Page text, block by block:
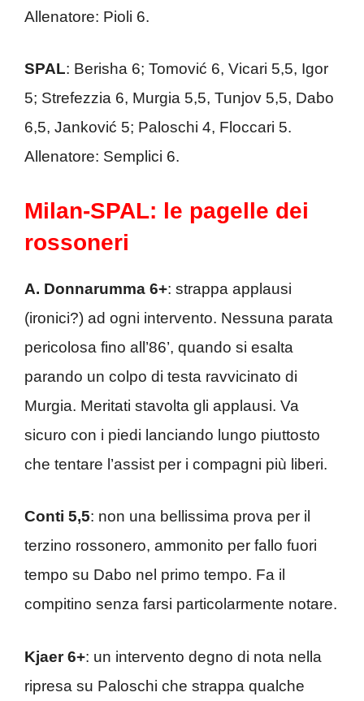
Allenatore: Pioli 6.
SPAL: Berisha 6; Tomović 6, Vicari 5,5, Igor
5; Strefezzia 6, Murgia 5,5, Tunjov 5,5, Dabo
6,5, Janković 5; Paloschi 4, Floccari 5.
Allenatore: Semplici 6.
Milan-SPAL: le pagelle dei
rossoneri
A. Donnarumma 6+: strappa applausi
(ironici?) ad ogni intervento. Nessuna parata
pericolosa fino all’86’, quando si esalta
parando un colpo di testa ravvicinato di
Murgia. Meritati stavolta gli applausi. Va
sicuro con i piedi lanciando lungo piuttosto
che tentare l’assist per i compagni più liberi.
Conti 5,5: non una bellissima prova per il
terzino rossonero, ammonito per fallo fuori
tempo su Dabo nel primo tempo. Fa il
compitino senza farsi particolarmente notare.
Kjaer 6+: un intervento degno di nota nella
ripresa su Paloschi che strappa qualche